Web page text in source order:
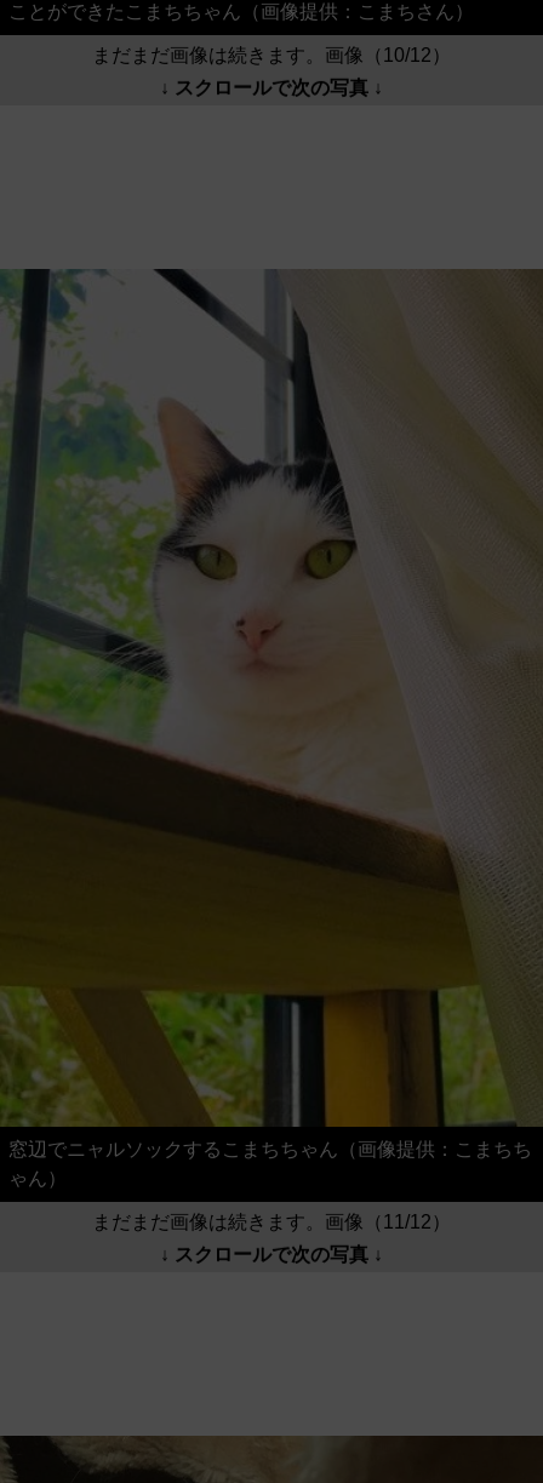
ことができたこまちちゃん（画像提供：こまちさん）
まだまだ画像は続きます。画像（10/12）
↓ スクロールで次の写真 ↓
窓辺でニャルソックするこまちちゃん（画像提供：こまちち
ゃん）
まだまだ画像は続きます。画像（11/12）
↓ スクロールで次の写真 ↓